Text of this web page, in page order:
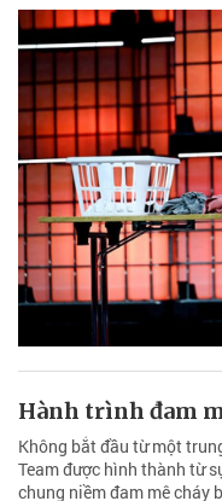
Hành trình đam
Không bắt đầu từ một
Team được hình thành từ
chung niềm đam mê cháy